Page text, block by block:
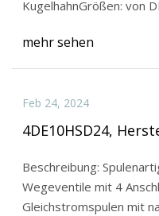
KugelhahnGrößen: von
mehr sehen
Feb 24, 2024
4DE10HSD24,
Beschreibung:
Wegeventile mit 4
Gleichstromspulen mit